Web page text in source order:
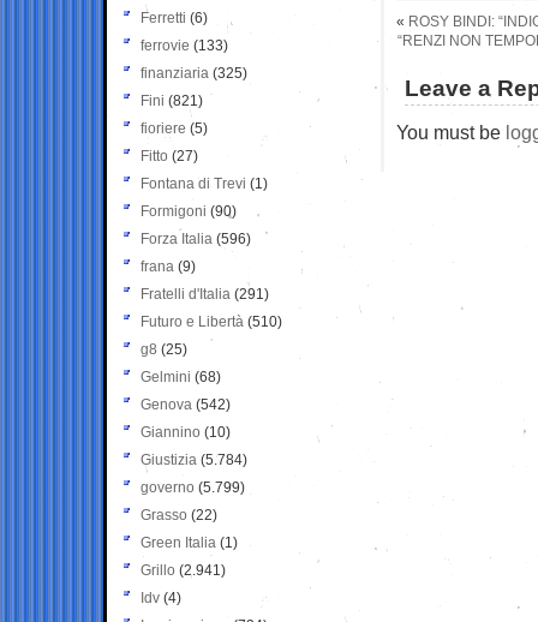
« ROSY BINDI:
“RENZI NON
Leave a
You must be
Ferretti (6)
ferrovie (133)
finanziaria (325)
Fini (821)
fioriere (5)
Fitto (27)
Fontana di Trevi (1)
Formigoni (90)
Forza Italia (596)
frana (9)
Fratelli d'Italia (291)
Futuro e Libertà (510)
g8 (25)
Gelmini (68)
Genova (542)
Giannino (10)
Giustizia (5.784)
governo (5.799)
Grasso (22)
Green Italia (1)
Grillo (2.941)
Idv (4)